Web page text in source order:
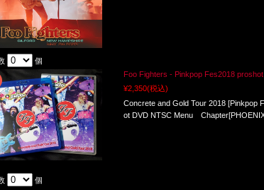
個
Foo Fighters - Pinkpop Fes2018
¥2,350(税込)
Concrete and Gold Tour 2018 [Pinkpop
ot DVD NTSC Menu
個